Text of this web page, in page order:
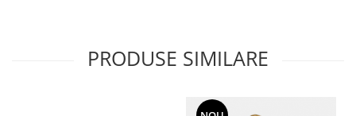
PRODUSE SIMILARE